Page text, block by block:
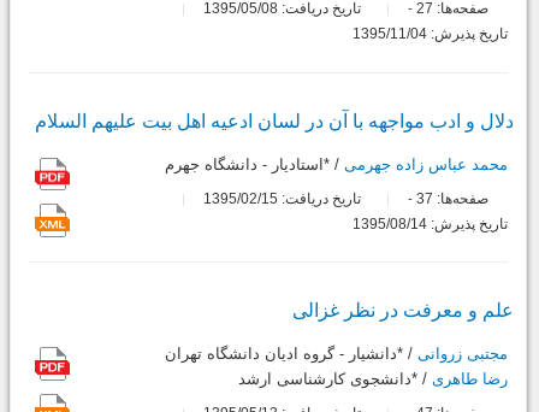
صفحه‌ها: 27
-
تاریخ دریافت: 1395/05/08
تاریخ پذیرش: 1395/11/04
دلال و ادب مواجهه با آن در لسان ادعیه اهل بیت علیهم السلام
محمد عباس زاده جهرمی / *استادیار - دانشگاه جهرم
صفحه‌ها: 37
-
تاریخ دریافت: 1395/02/15
تاریخ پذیرش: 1395/08/14
علم و معرفت در نظر غزالى
مجتبی زروانی / *دانشیار - گروه ادیان دانشگاه تهران
رضا طاهری / *دانشجوی کارشناسی ارشد